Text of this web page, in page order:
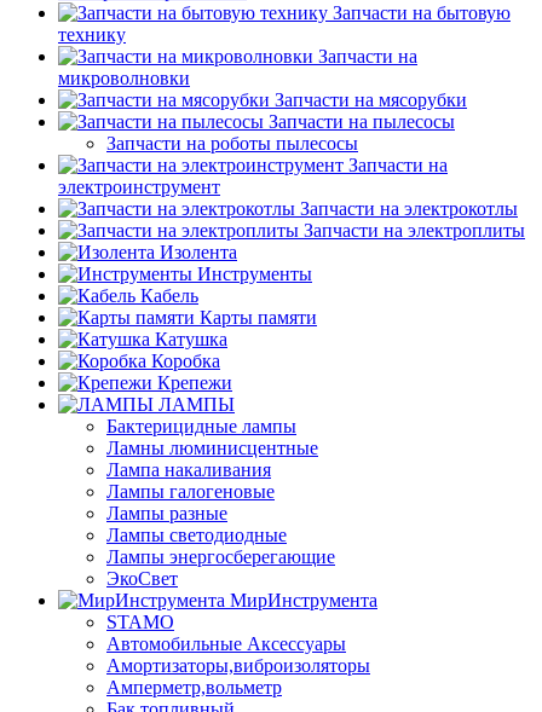
Запчасти на бытовую
технику
Запчасти на
микроволновки
Запчасти на мясорубки
Запчасти на пылесосы
Запчасти на роботы пылесосы
Запчасти на
электроинструмент
Запчасти на электрокотлы
Запчасти на электроплиты
Изолента
Инструменты
Кабель
Карты памяти
Катушка
Коробка
Крепежи
ЛАМПЫ
Бактерицидные лампы
Ламны люминисцентные
Лампа накаливания
Лампы галогеновые
Лампы разные
Лампы светодиодные
Лампы энергосберегающие
ЭкоСвет
МирИнструмента
STAMO
Автомобильные Аксессуары
Амортизаторы,виброизоляторы
Амперметр,вольметр